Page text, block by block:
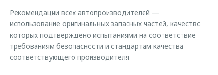
Кредитный калькулятор
Аксессуары
Одежда и сувениры
O&J Автоклуб
Клуб владельцев OMODA
Приложение O&J
Обратная связь
Рекомендации всех автопроизводителей —
использование оригинальных запасных частей, качество
которых подтверждено испытаниями на соответствие
требованиям безопасности и стандартам качества
соответствующего производителя